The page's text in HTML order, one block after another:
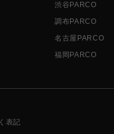
渋谷PARCO
調布PARCO
名古屋PARCO
福岡PARCO
表記